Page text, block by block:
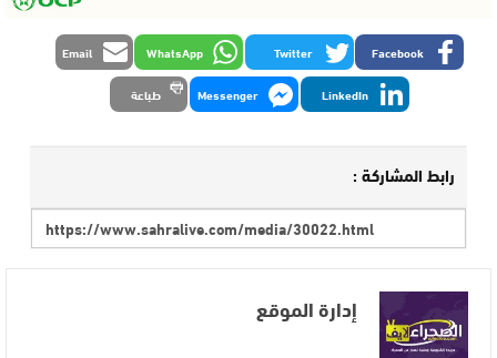
Facebook
Twitter
WhatsApp
Email
LinkedIn
Messenger طباعة
رابط المشاركة :
إدارة الموقع